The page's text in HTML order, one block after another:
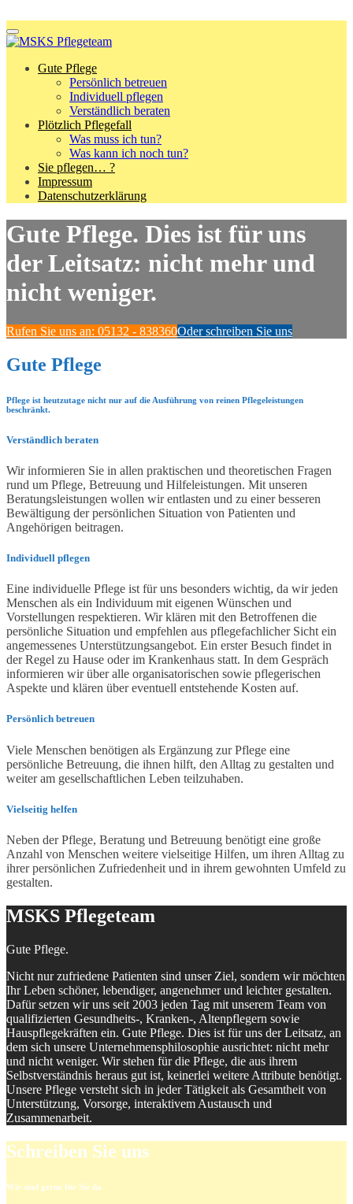
Menu
Gute Pflege
Persönlich betreuen
Individuell pflegen
Verständlich beraten
Plötzlich Pflegefall
Was muss ich tun?
Was kann ich noch tun?
Sie pflegen… ?
Impressum
Datenschutzerklärung
Gute Pflege. Dies ist für uns
der Leitsatz: nicht mehr und
nicht weniger.
Rufen Sie uns an: 05132 - 838360Oder schreiben Sie uns
Gute Pflege
Pflege ist heutzutage nicht nur auf die Ausführung von reinen Pflegeleistungen
beschränkt.
Verständlich beraten
Wir informieren Sie in allen praktischen und theoretischen Fragen
rund um Pflege, Betreuung und Hilfeleistungen. Mit unseren
Beratungsleistungen wollen wir entlasten und zu einer besseren
Bewältigung der persönlichen Situation von Patienten und
Angehörigen beitragen.
Individuell pflegen
Eine individuelle Pflege ist für uns besonders wichtig, da wir jeden
Menschen als ein Individuum mit eigenen Wünschen und
Vorstellungen respektieren. Wir klären mit den Betroffenen die
persönliche Situation und empfehlen aus pflegefachlicher Sicht ein
angemessenes Unterstützungsangebot. Ein erster Besuch findet in
der Regel zu Hause oder im Krankenhaus statt. In dem Gespräch
informieren wir über alle organisatorischen sowie pflegerischen
Aspekte und klären über eventuell entstehende Kosten auf.
Persönlich betreuen
Viele Menschen benötigen als Ergänzung zur Pflege eine
persönliche Betreuung, die ihnen hilft, den Alltag zu gestalten und
weiter am gesellschaftlichen Leben teilzuhaben.
Vielseitig helfen
Neben der Pflege, Beratung und Betreuung benötigt eine große
Anzahl von Menschen weitere vielseitige Hilfen, um ihren Alltag zu
ihrer persönlichen Zufriedenheit und in ihrem gewohnten Umfeld zu
gestalten.
MSKS Pflegeteam
Gute Pflege.
Nicht nur zufriedene Patienten sind unser Ziel, sondern wir möchten
Ihr Leben schöner, lebendiger, angenehmer und leichter gestalten.
Dafür setzen wir uns seit 2003 jeden Tag mit unserem Team von
qualifizierten Gesundheits-, Kranken-, Altenpflegern sowie
Hauspflegekräften ein. Gute Pflege. Dies ist für uns der Leitsatz, an
dem sich unsere Unternehmensphilosophie ausrichtet: nicht mehr
und nicht weniger. Wir stehen für die Pflege, die aus ihrem
Selbstverständnis heraus gut ist, keinerlei weitere Attribute benötigt.
Unsere Pflege versteht sich in jeder Tätigkeit als Gesamtheit von
Unterstützung, Vorsorge, interaktivem Austausch und
Zusammenarbeit.
Schreiben Sie uns
Wir sind gerne für Sie da